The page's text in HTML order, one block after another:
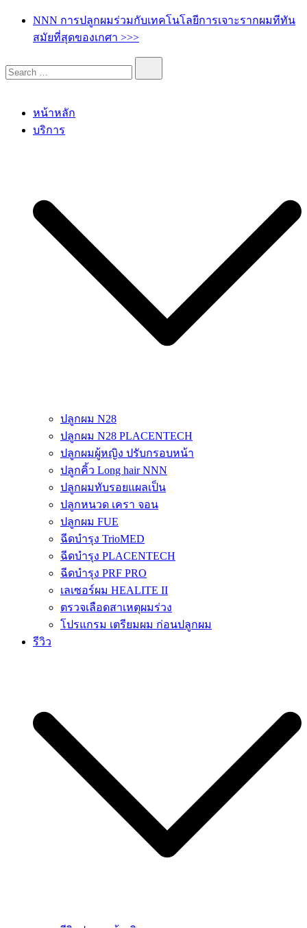
NNN การปลูกผมร่วมกับเทคโนโลยีการเจาะรากผมทีทัน
สมัยที่สุดของเกศา >>>
หน้าหลัก
บริการ
ปลูกผม N28
ปลูกผม N28 PLACENTECH
ปลูกผมผู้หญิง ปรับกรอบหน้า
ปลูกคิ้ว Long hair NNN
ปลูกผมทับรอยแผลเป็น
ปลูกหนวด เครา จอน
ปลูกผม FUE
ฉีดบำรุง TrioMED
ฉีดบำรุง PLACENTECH
ฉีดบำรุง PRF PRO
เลเซอร์ผม HEALITE II
ตรวจเลือดสาเหตุผมร่วง
โปรแกรม เตรียมผม ก่อนปลูกผม
รีวิว